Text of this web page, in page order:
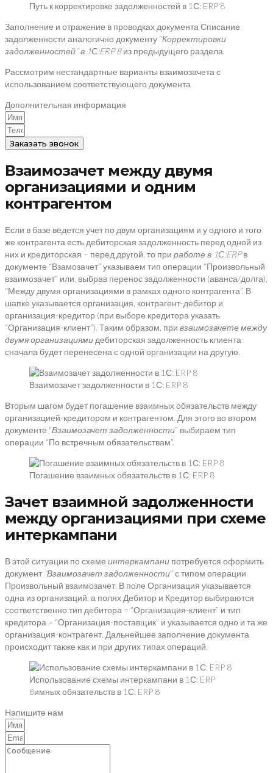
Путь к корректировке задолженностей в 1С: ERP 8
Заполнение и отражение в проводках документа Списание
задолженности аналогично документу “Корректировки
задолженностей”в 1С:ERP8из предыдущего раздела.
Рассмотрим нестандартные варианты взаимозачета с
использованием соответствующего документа
Дополнительная информация
Заказать звонок
Взаимозачет между двумя
организациями и одним
контрагентом
Если в базе ведется учет по двум организациям и у одного и того
же контрагента есть дебиторская задолженность перед одной из
них и кредиторская – перед другой, то при работе в 1С:ERPв
документе “Взамозачет” указываем тип операции “Произвольный
взаимозачет” или, выбрав перенос задолженности (аванса/долга),
“Между двумя организациями в рамках одного контрагента”. В
шапке указывается организация, контрагент-дебитор и
организация-кредитор (при выборе кредитора указать
“Организация-клиент”). Таким образом, при взаимозачете между
двумя организациями дебиторская задолженность клиента
сначала будет перенесена с одной организации на другую.
Взаимозачет задолженности в 1С: ERP 8
Вторым шагом будет погашение взаимных обязательств между
организацией-кредитором и контрагентом. Для этого во втором
документе “Взаимозачет задолженности” выбираем тип
операции “По встречным обязательствам”.
Погашение взаимных обязательств в 1С: ERP 8
Зачет взаимной задолженности
между организациями при схеме
интеркампани
В этой ситуации по схеме интеркампани потребуется оформить
документ “Взаимозачет задолженности” с типом операции
Произвольный взаимозачет. В поле Организация указывается
одна из организаций, а полях Дебитор и Кредитор выбираются
соответственно тип дебитора = “Организация-клиент” и тип
кредитора = “Организация-поставщик” и указывается одно и та же
организация-контрагент. Дальнейшее заполнение документа
происходит также как и при других типах операций.
Использование схемы интеркампани в 1С: ERP
8имных обязательств в 1С: ERP 8
Напишите нам